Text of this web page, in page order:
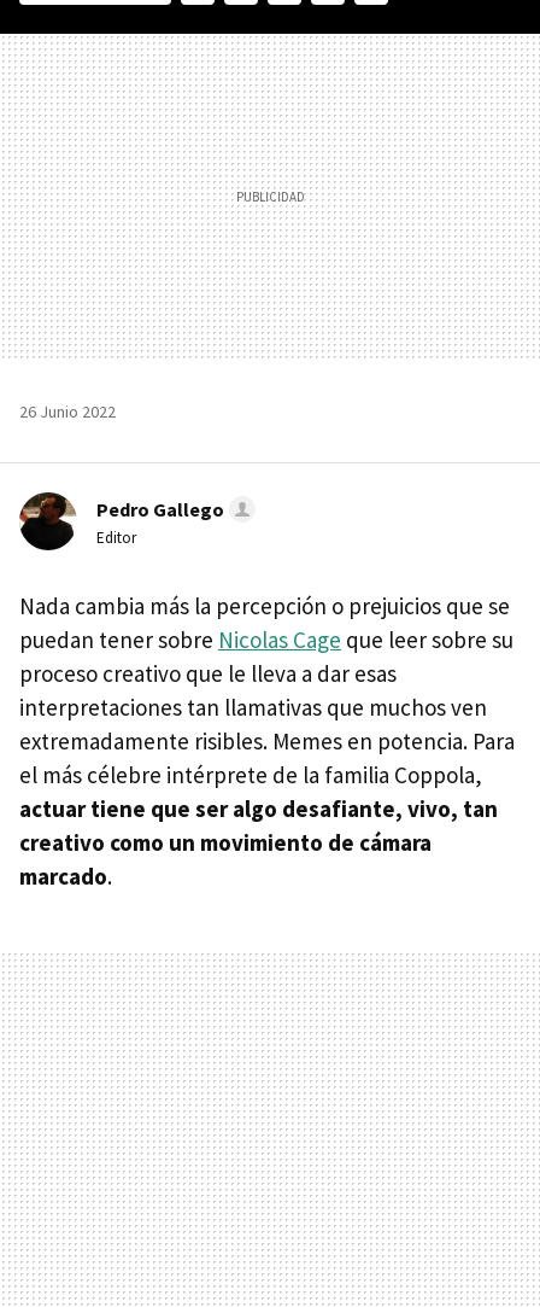
MAIL
26 Junio 2022
Pedro Gallego
Editor
Nada cambia más la percepción o prejuicios que se
puedan tener sobre Nicolas Cage que leer sobre su
proceso creativo que le lleva a dar esas
interpretaciones tan llamativas que muchos ven
extremadamente risibles. Memes en potencia. Para
el más célebre intérprete de la familia Coppola,
actuar tiene que ser algo desafiante, vivo, tan
creativo como un movimiento de cámara
marcado.